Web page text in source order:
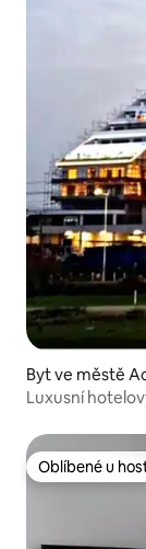
Byt ve městě
Luxusní
Oblíbené u
Oblíbené u